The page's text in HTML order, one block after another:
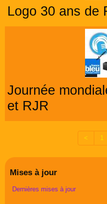
Logo 30 ans de
Journée
et RJR
< 1
Mises à jour
Dernières mises à jour